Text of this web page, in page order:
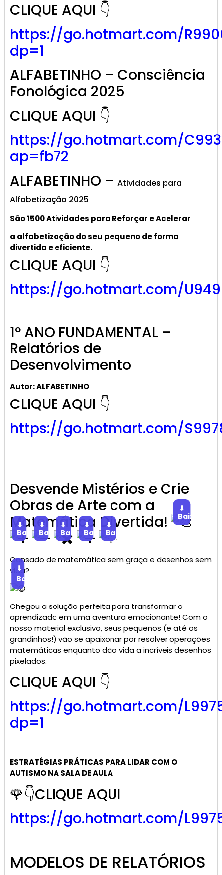
CLIQUE AQUI 👇
https://go.hotmart.com/
dp=1
ALFABETINHO – Consciência
Fonológica 2025
CLIQUE AQUI 👇
https://go.hotmart.com/
ap=fb72
ALFABETINHO – Atividades para
Alfabetização 2025
São 1500 Atividades para Reforçar e Acelerar
a alfabetizaçãodo seu pequeno de forma
divertida e eficiente.
CLIQUE AQUI 👇
https://go.hotmart.com/
1º ANO FUNDAMENTAL –
Relatórios de
Desenvolvimento
Autor: ALFABETINHO
CLIQUE AQUI 👇
https://go.hotmart.com/
Desvende Mistérios e Crie
Obras de Arte com a
Matemática Divertida!
⬇
Baixar
⬇
Baixar
⬇
Baixar
⬇
Baixar
⬇
Baixar
⬇
Baixar
Cansado de matemática sem graça e desenhos sem
vida?
⬇
Baixar
Chegou a solução perfeita para transformar o
aprendizado em uma aventura emocionante! Com o
nosso material exclusivo, seus pequenos (e até os
grandinhos!) vão se apaixonar por resolver operações
matemáticas enquanto dão vida a incríveis desenhos
pixelados.
CLIQUE AQUI 👇
https://go.hotmart.com/
dp=1
ESTRATÉGIAS PRÁTICAS PARA LIDAR COM O
AUTISMO NA SALA DE AULA
🌹👇CLIQUE AQUI
https://go.hotmart.com/
MODELOS DE RELATÓRIOS